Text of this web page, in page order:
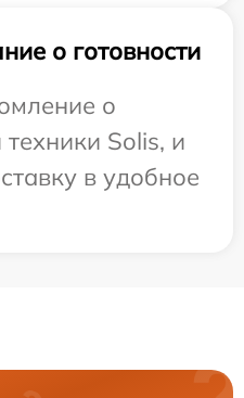
о готовности
о
Solis, и
в удобное